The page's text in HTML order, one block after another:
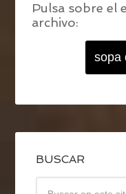
Pulsa sobre el
archivo:
sopa
BUSCAR